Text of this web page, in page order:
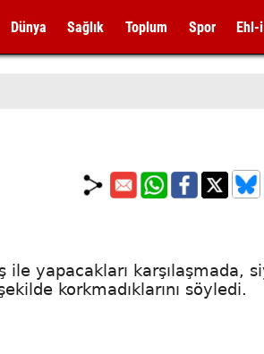
Dünya Sağlık Toplum Spor Ehl-
yapacakları karşılaşmada,
korkmadıklarını söyledi.